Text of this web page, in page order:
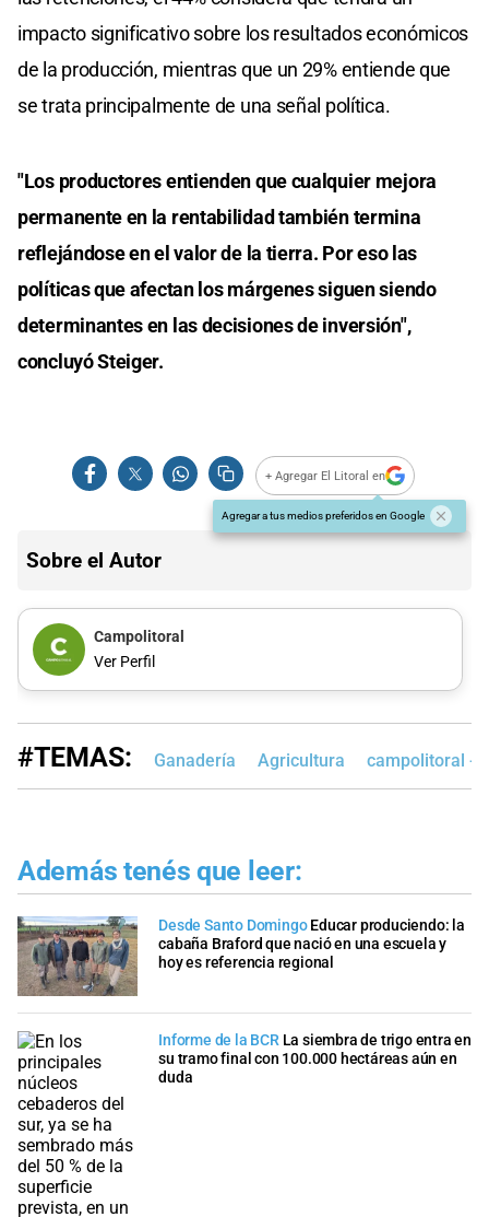
impacto significativo sobre los resultados económicos
de la producción, mientras que un 29% entiende que
se trata principalmente de una señal política.
"Los productores entienden que cualquier mejora
permanente en la rentabilidad también termina
reflejándose en el valor de la tierra. Por eso las
políticas que afectan los márgenes siguen siendo
determinantes en las decisiones de inversión",
concluyó Steiger.
+ Agregar El Litoral en
Agregar a tus medios preferidos en Google
Sobre el Autor
Campolitoral
Ver Perfil
#TEMAS: Ganadería Agricultura campolitoral -
Además tenés que leer:
Desde Santo Domingo Educar produciendo: la
cabaña Braford que nació en una escuela y
hoy es referencia regional
Informe de la BCR La siembra de trigo entra en
su tramo final con 100.000 hectáreas aún en
duda